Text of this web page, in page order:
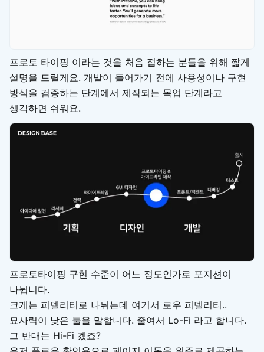
프로토 타이핑 이라는 것을 처음 접하는 분들을 위해 짧게
설명을 드릴게요. 개발이 들어가기 전에 사용성이나 구현
방식을 검증하는 단계에서 제작되는 목업 단계라고
생각하면 쉬워요.
프로토타이핑 구현 수준이 어느 정도인가로 포지션이
나뉩니다.
크게는 피델리티로 나뉘는데 여기서 로우 피델리티..
묘사력이 낮은 툴을 말합니다. 줄여서 Lo-Fi 라고 합니다.
그 반대는 Hi-Fi 겠죠?